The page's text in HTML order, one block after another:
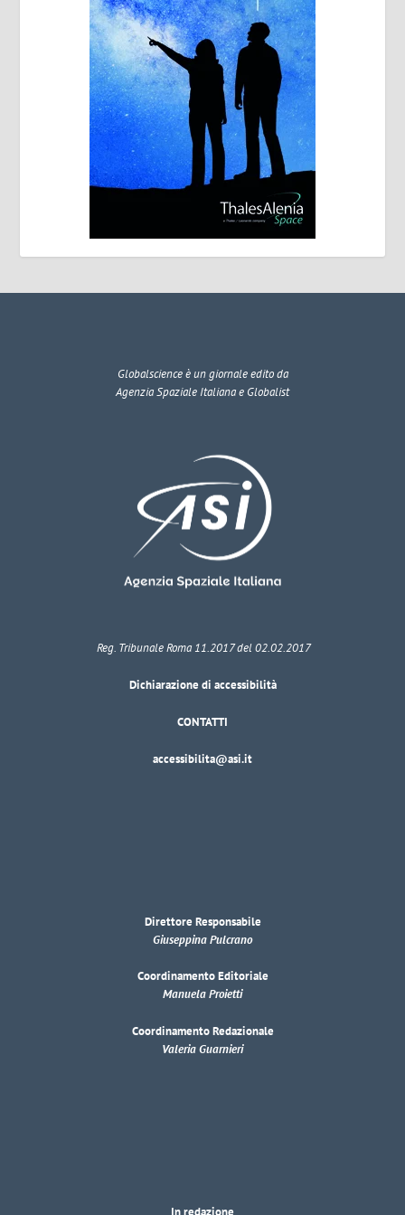
Globalscienceè un giornale edito da
Agenzia Spaziale Italiana e Globalist
Reg. Tribunale Roma 11.2017 del 02.02.2017
Dichiarazione di accessibilità
CONTATTI
accessibilita@asi.it
Direttore Responsabile
Giuseppina Pulcrano
Coordinamento Editoriale
Manuela Proietti
Coordinamento Redazionale
Valeria Guarnieri